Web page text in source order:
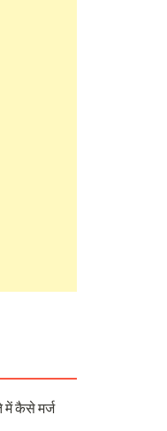
में कैसे मर्ज